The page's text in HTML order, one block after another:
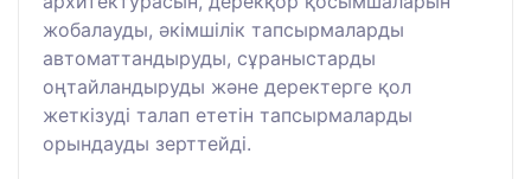
жобалауды, әкімшілік тапсырмаларды
автоматтандыруды, сұраныстарды
оңтайландыруды және деректерге қол
жеткізуді талап ететін тапсырмаларды
орындауды зерттейді.